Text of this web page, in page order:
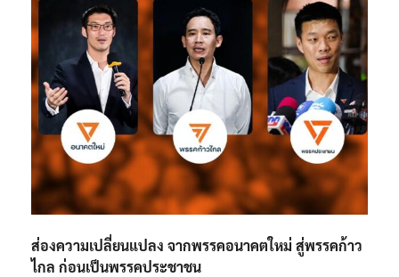
ส่องความเปลี่ยนแปลง จากพรรคอนาคตใหม่ สู่พรรคก้าว
ไกล ก่อนเป็นพรรคประชาชน